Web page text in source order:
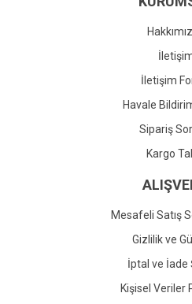
Gönder
İletişim
Havale
Sipariş
Kargo
Mesafeli Satış
Gizlilik ve
İptal ve İade
Kişisel Veriler